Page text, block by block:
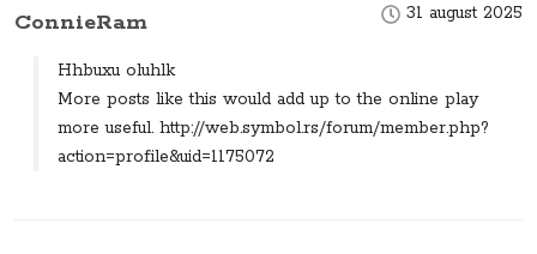
31 august 2025
ConnieRam
Hhbuxu oluhlk
More posts like this would add up to the online play
more useful. http://web.symbol.rs/forum/member.php?
action=profile&uid=1175072